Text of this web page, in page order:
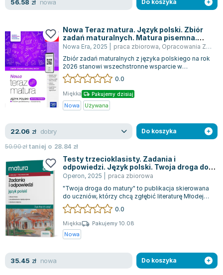
56.58 zł nowa Do koszyka
Nowa Teraz matura. Język polski. Zbiór
zadań maturalnych. Matura pisemna.
Poziom podstawowy i rozszerzony. Do
Nowa Era, 2025 praca zbiorowa, Opracowania Zbiorowe
Zbiór zadań maturalnych z języka polskiego na rok
2026 stanowi wszechstronne wsparcie w
przygotowaniach zarówno na poziomie podsta...
0.0
Miękka Pakujemy dzisiaj
Nowa Używana
22.06 zł dobry
50.90złtaniej o 28.84 zł
Do koszyka
Testy trzecioklasisty. Zadania i
odpowiedzi. Język polski. Twoja droga do
matury
Operon, 2025
praca zbiorowa
"Twoja droga do matury" to publikacja skierowana
do uczniów, którzy chcą zgłębić literaturę Młodej
Polski, dwudziestolecia międzyw...
0.0
Miękka
Pakujemy 10.08
Nowa
35.45 zł nowa Do koszyka